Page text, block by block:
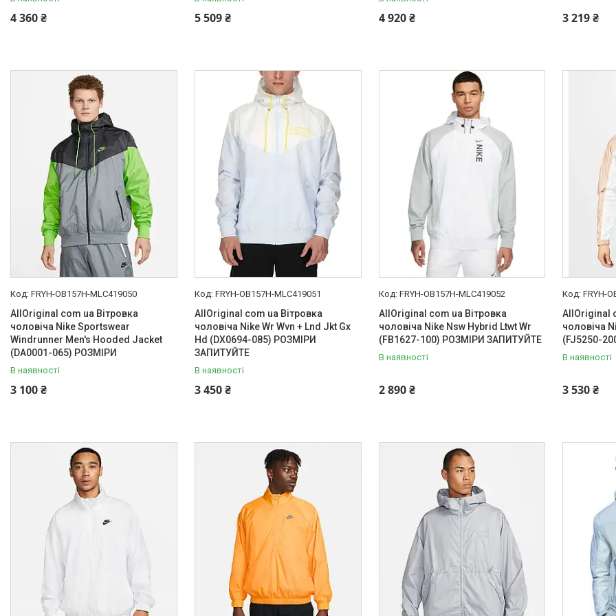
4 360 ₴ 5 509 ₴ 4 920 ₴ 3 219 ₴
FRYH-OB157H-MLC419050
AllOriginal com ua Вітровка
чоловіча Nike Sportswear
Windrunner Men's Hooded Jacket
(DA0001-065) РОЗМІРИ
В наявності
3 100 ₴
FRYH-OB157H-MLC419051
AllOriginal com ua Вітровка
чоловіча Nike Wr Wvn + Lnd Jkt Gx
Hd (DX0694-085) РОЗМІРИ
ЗАПИТУЙТЕ
В наявності
3 450 ₴
FRYH-OB157H-MLC419052
AllOriginal com ua Вітровка
чоловіча Nike Nsw Hybrid Ltwt Wr
(FB1627-100) РОЗМІРИ ЗАПИТУЙТЕ
В наявності
2 890 ₴
FRYH-
AllOriginal
чоловіча
(FJ5250-
В наявності
3 530 ₴